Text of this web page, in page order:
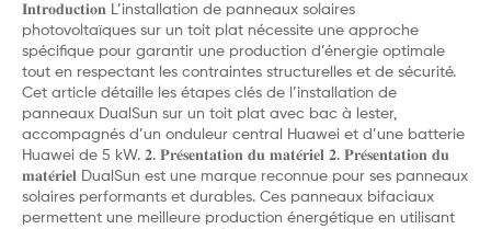
𝐈𝐧𝐭𝐫𝐨𝐝𝐮𝐜𝐭𝐢𝐨𝐧 L’installation de panneaux solaires
photovoltaïques sur un toit plat nécessite une approche
spécifique pour garantir une production d’énergie optimale
tout en respectant les contraintes structurelles et de sécurité.
Cet article détaille les étapes clés de l’installation de
panneaux DualSun sur un toit plat avec bac à lester,
accompagnés d’un onduleur central Huawei et d’une batterie
Huawei de 5 kW. 𝟐. 𝐏𝐫𝐞́𝐬𝐞𝐧𝐭𝐚𝐭𝐢𝐨𝐧 𝐝𝐮 𝐦𝐚𝐭𝐞́𝐫𝐢𝐞𝐥 𝟐. 𝐏𝐫𝐞́𝐬𝐞𝐧𝐭𝐚𝐭𝐢𝐨𝐧 𝐝𝐮
𝐦𝐚𝐭𝐞́𝐫𝐢𝐞𝐥 DualSun est une marque reconnue pour ses panneaux
solaires performants et durables. Ces panneaux bifaciaux
permettent une meilleure production énergétique en utilisant